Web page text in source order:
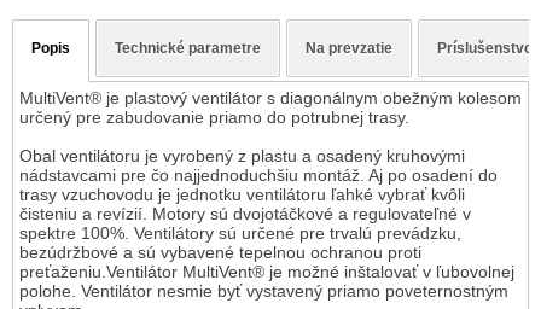
Popis Technické parametre Na prevzatie Príslušenstvo
MultiVent® je plastový ventilátor s diagonálnym obežným kolesom
určený pre zabudovanie priamo do potrubnej trasy.
Obal ventilátoru je vyrobený z plastu a osadený kruhovými
nádstavcami pre čo najjednoduchšiu montáž. Aj po osadení do
trasy vzuchovodu je jednotku ventilátoru ľahké vybrať kvôli
čisteniu a revízií. Motory sú dvojotáčkové a regulovateľné v
spektre 100%. Ventilátory sú určené pre trvalú prevádzku,
bezúdržbové a sú vybavené tepelnou ochranou proti
preťaženiu.Ventilátor MultiVent® je možné inštalovať v ľubovolnej
polohe. Ventilátor nesmie byť vystavený priamo poveternostným